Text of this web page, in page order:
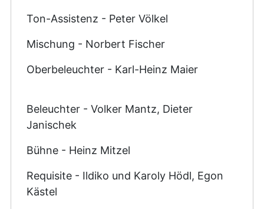
Ton-Assistenz - Peter Völkel
Mischung - Norbert Fischer
Oberbeleuchter - Karl-Heinz Maier
Beleuchter - Volker Mantz, Dieter
Janischek
Bühne - Heinz Mitzel
Requisite - Ildiko und Karoly Hödl, Egon
Kästel